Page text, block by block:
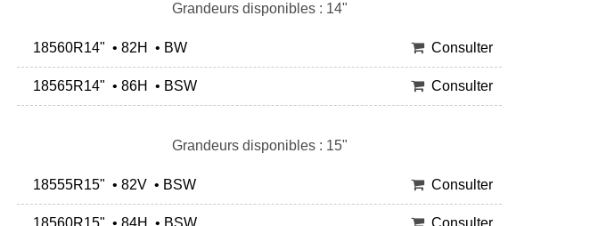
Grandeurs disponibles : 14"
18560R14" • 82H • BW Consulter
18565R14" • 86H • BSW Consulter
Grandeurs disponibles : 15"
18555R15" • 82V • BSW Consulter